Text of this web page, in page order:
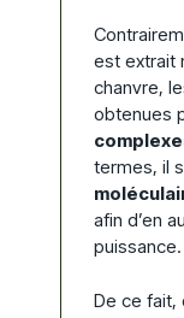
est extrait
chanvre,
obtenues
termes, il
afin d’en
puissance.
De ce fait,